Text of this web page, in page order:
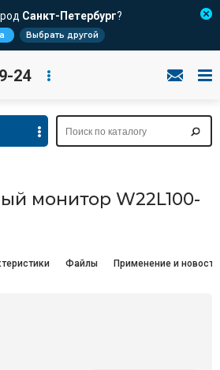
Санкт-Петербург?
Выбрать другой
24
монитор W22L100-
Файлы Применение и новости